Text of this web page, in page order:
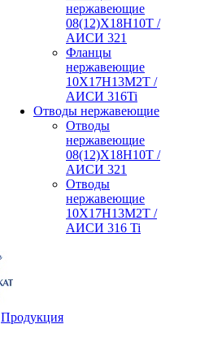
нержавеющие
08(12)Х18Н10Т /
АИСИ 321
Фланцы
нержавеющие
10Х17Н13М2Т /
АИСИ 316Ti
Отводы нержавеющие
Отводы
нержавеющие
08(12)Х18Н10Т /
АИСИ 321
Отводы
нержавеющие
10Х17Н13М2Т /
АИСИ 316 Ti
Продукция